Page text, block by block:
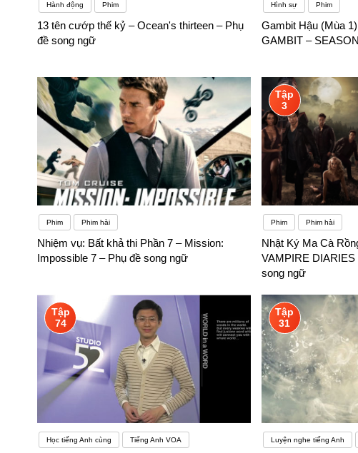
Hành động Phim
13 tên cướp thế kỷ – Ocean's thirteen – Phụ
đề song ngữ
Hình sự Phim
Gambit Hậu (Mùa
GAMBIT –
Phim Phim hài
Nhiệm vụ: Bất khả thi Phần 7 – Mission:
Impossible 7 – Phụ đề song ngữ
Tập
3
Phim Phim hài
Nhật Ký Ma Cà
VAMPIRE
song ngữ
Tập
74
Học tiếng Anh cùng Tiếng Anh VOA
Tập
31
Luyện nghe tiếng Anh